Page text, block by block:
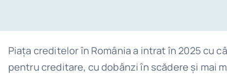
Piața creditelor în România a intrat în 2025 cu
pentru creditare, cu dobânzi în scădere și mai